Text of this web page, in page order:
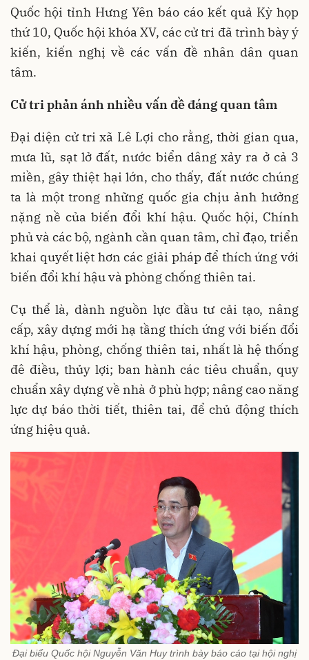
Quốc hội tỉnh Hưng Yên báo cáo kết quả Kỳ họp
thứ 10, Quốc hội khóa XV, các cử tri đã trình bày ý
kiến, kiến nghị về các vấn đề nhân dân quan
tâm.
Cử tri phản ánh nhiều vấn đề đáng quan tâm
Đại diện cử tri xã Lê Lợi cho rằng, thời gian qua,
mưa lũ, sạt lở đất, nước biển dâng xảy ra ở cả 3
miền, gây thiệt hại lớn, cho thấy, đất nước chúng
ta là một trong những quốc gia chịu ảnh hưởng
nặng nề của biến đổi khí hậu. Quốc hội, Chính
phủ và các bộ, ngành cần quan tâm, chỉ đạo, triển
khai quyết liệt hơn các giải pháp để thích ứng với
biến đổi khí hậu và phòng chống thiên tai.
Cụ thể là, dành nguồn lực đầu tư cải tạo, nâng
cấp, xây dựng mới hạ tầng thích ứng với biến đổi
khí hậu, phòng, chống thiên tai, nhất là hệ thống
đê điều, thủy lợi; ban hành các tiêu chuẩn, quy
chuẩn xây dựng về nhà ở phù hợp; nâng cao năng
lực dự báo thời tiết, thiên tai, để chủ động thích
ứng hiệu quả.
Đại biểu Quốc hội Nguyễn Văn Huy trình bày báo cáo tại hội nghị